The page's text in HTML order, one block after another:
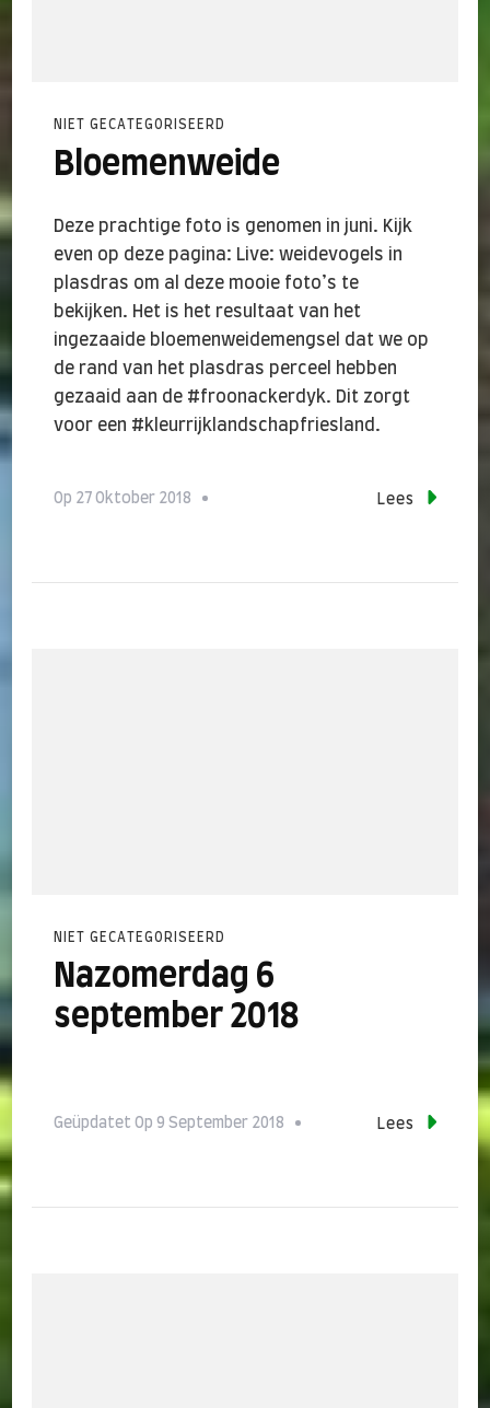
NIET GECATEGORISEERD
Bloemenweide
Deze prachtige foto is genomen in juni. Kijk
even op deze pagina: Live: weidevogels in
plasdras om al deze mooie foto’s te
bekijken. Het is het resultaat van het
ingezaaide bloemenweidemengsel dat we op
de rand van het plasdras perceel hebben
gezaaid aan de #froonackerdyk. Dit zorgt
voor een #kleurrijklandschapfriesland.
Op 27 Oktober 2018 Lees
NIET GECATEGORISEERD
Nazomerdag 6
september 2018
Geüpdatet Op 9 September 2018 Lees